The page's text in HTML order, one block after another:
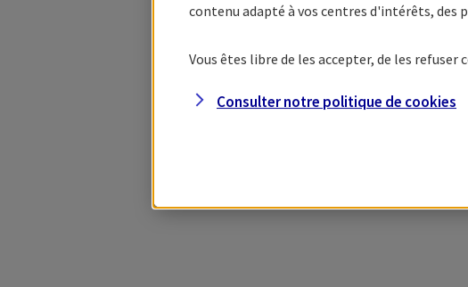
contenu adapté à vos centres d'intérêts, des
Vous êtes libre de les accepter, de les
Consulter notre politique de cookies